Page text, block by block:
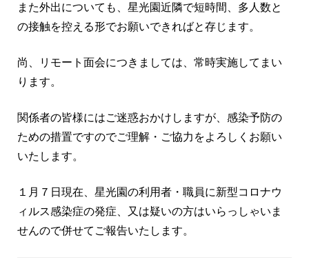
また外出についても、星光園近隣で短時間、多人数と
の接触を控える形でお願いできればと存じます。
尚、リモート面会につきましては、常時実施してまい
ります。
関係者の皆様にはご迷惑おかけしますが、感染予防の
ための措置ですのでご理解・ご協力をよろしくお願い
いたします。
１月７日現在、星光園の利用者・職員に新型コロナウ
ィルス感染症の発症、又は疑いの方はいらっしゃいま
せんので併せてご報告いたします。